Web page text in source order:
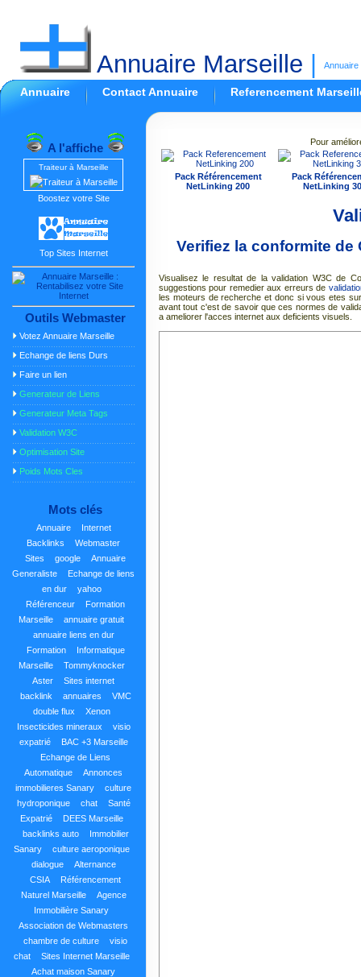
Annuaire Marseille Annuaire
Annuaire Contact Annuaire Referencement
A l'affiche
Traiteur à Marseille
Boostez votre Site
Top Sites Internet
Outils Webmaster
Votez Annuaire Marseille
Echange de liens Durs
Faire un lien
Generateur de Liens
Generateur Meta Tags
Validation W3C
Optimisation Site
Poids Mots Cles
Mots clés
Annuaire
Internet
Backlinks
Webmaster
Sites
google
Annuaire
Generaliste
Echange de liens
en dur
yahoo
Référenceur
Formation
Marseille
annuaire gratuit
annuaire liens en dur
Formation
Informatique
Marseille
Tommyknocker
Aster
Sites internet
backlink
annuaires
VMC
double flux
Xenon
Insecticides mineraux
visio
expatrié
BAC +3 Marseille
Echange de Liens
Automatique
Annonces
immobilieres Sanary
culture
hydroponique
chat
Santé
Expatrié
DEES Marseille
backlinks auto
Immobilier
Sanary
culture aeroponique
dialogue
Alternance
CSIA
Référencement
Naturel Marseille
Agence
Immobilière Sanary
Association de Webmasters
chambre de culture
visio
chat
Sites Internet Marseille
Achat maison Sanary
Pour
Pack Référencement
NetLinking 200
Pack
NetLinking
Verifiez la conformite
Visualisez le resultat de la validation W3C de
suggestions pour remedier aux erreurs de
les moteurs de recherche et donc si vous etes
avant tout c'est de savoir que ces normes de
a ameliorer l'acces internet aux deficients visuels.